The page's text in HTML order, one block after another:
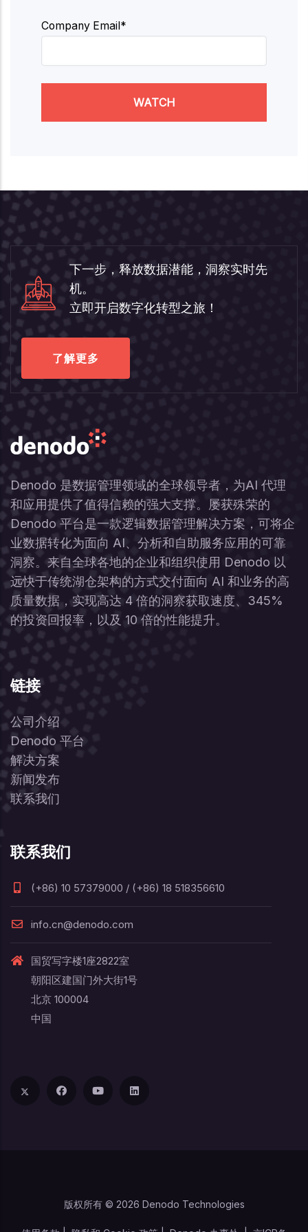
Company Email*
WATCH
下一步，释放数据潜能，洞察实时先
机。
立即开启数字化转型之旅！
了解更多
Denodo 是数据管理领域的全球领导者，为AI 代理
和应用提供了值得信赖的强大支撑。屡获殊荣的
Denodo 平台是一款逻辑数据管理解决方案，可将企
业数据转化为面向 AI、分析和自助服务应用的可靠
洞察。来自全球各地的企业和组织使用 Denodo 以
远快于传统湖仓架构的方式交付面向 AI 和业务的高
质量数据，实现高达 4 倍的洞察获取速度、345%
的投资回报率，以及 10 倍的性能提升。
链接
公司介绍
Denodo 平台
解决方案
新闻发布
联系我们
联系我们
(+86) 10 57379000 / (+86) 18 518356610
info.cn@denodo.com
国贸写字楼1座2822室
朝阳区建国门外大街1号
北京 100004
中国
版权所有 © 2026 Denodo Technologies